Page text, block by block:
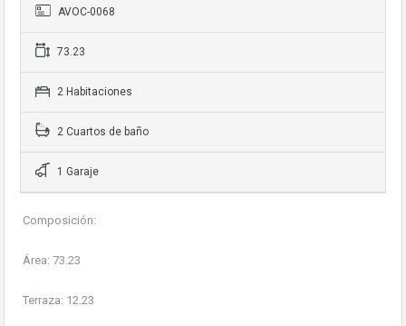
AVOC-0068
73.23
2 Habitaciones
2 Cuartos de baño
1 Garaje
Composición:
Área: 73.23
Terraza: 12.23